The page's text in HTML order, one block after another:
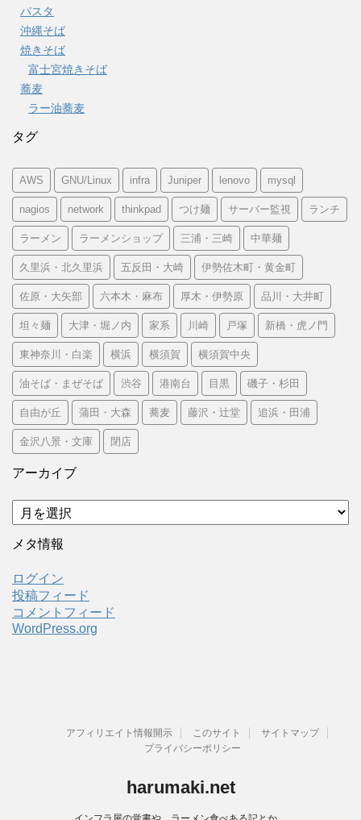
パスタ
沖縄そば
焼きそば
富士宮焼きそば
蕎麦
ラー油蕎麦
タグ
AWS GNU/Linux infra Juniper lenovo mysql
nagios network thinkpad つけ麺 サーバー監視 ランチ
ラーメン ラーメンショップ 三浦・三崎 中華麺
久里浜・北久里浜 五反田・大崎 伊勢佐木町・黄金町
佐原・大矢部 六本木・麻布 厚木・伊勢原 品川・大井町
坦々麺 大津・堀ノ内 家系 川崎 戸塚 新橋・虎ノ門
東神奈川・白楽 横浜 横須賀 横須賀中央
油そば・まぜそば 渋谷 港南台 目黒 磯子・杉田
自由が丘 蒲田・大森 蕎麦 藤沢・辻堂 追浜・田浦
金沢八景・文庫 閉店
アーカイブ
ア
ー
カ
ブ
メタ情報
ログイン
投稿フィード
コメントフィード
WordPress.org
アフィリエイト情報開示 このサイト
サイトマップ
プライバシーポリシー
harumaki.net